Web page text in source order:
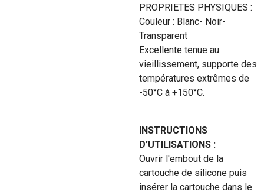
PROPRIETES PHYSIQUES :
Couleur : Blanc- Noir-
Transparent
Excellente tenue au
vieillissement, supporte des
températures extrêmes de
-50°C à +150°C.
INSTRUCTIONS
D’UTILISATIONS :
Ouvrir l'embout de la
cartouche de silicone puis
insérer la cartouche dans le